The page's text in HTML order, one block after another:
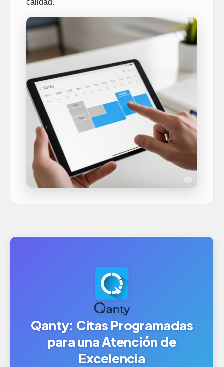
calidad.
Qanty: Citas Programadas
para una Atención de
Excelencia